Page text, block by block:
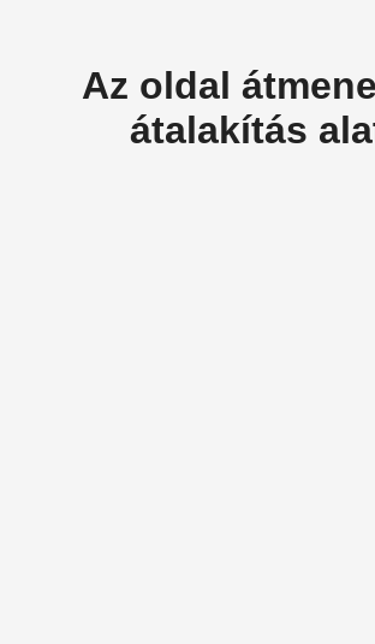
Az oldal
átalakítás